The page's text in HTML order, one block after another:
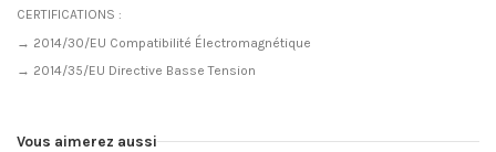
CERTIFICATIONS :
→ 2014/30/EU Compatibilité Électromagnétique
→ 2014/35/EU Directive Basse Tension
Vous aimerez aussi